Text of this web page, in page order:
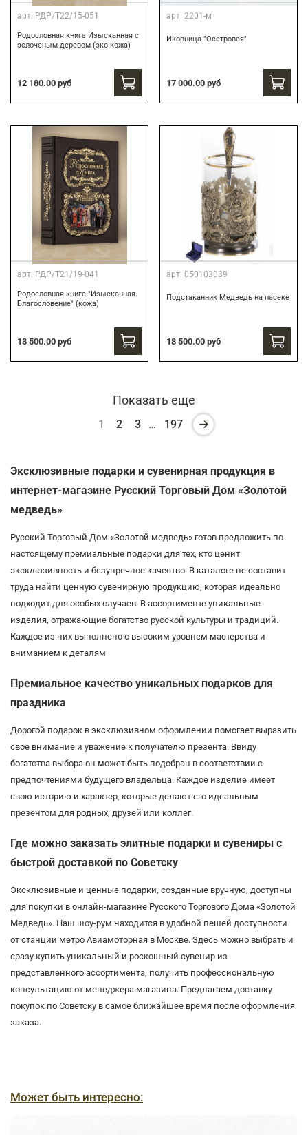
арт. РДР/Т22/15-051
Родословная книга Изысканная с
золоченым деревом (эко-кожа)
12 180.00 руб
арт. 2201-м
Икорница "Осетровая"
17 000.00 руб
арт. РДР/Т21/19-041
Родословная книга "Изысканная.
Благословение" (кожа)
13 500.00 руб
арт. 050103039
Подстаканник Медведь на пасеке
18 500.00 руб
Показать еще
1 2 3 … 197
Эксклюзивные подарки и сувенирная продукция в
интернет-магазине Русский Торговый Дом «Золотой
медведь»
Русский Торговый Дом «Золотой медведь» готов предложить по-
настоящему премиальные подарки для тех, кто ценит
эксклюзивность и безупречное качество. В каталоге не составит
труда найти ценную сувенирную продукцию, которая идеально
подходит для особых случаев. В ассортименте уникальные
изделия, отражающие богатство русской культуры и традиций.
Каждое из них выполнено с высоким уровнем мастерства и
вниманием к деталям
Премиальное качество уникальных подарков для
праздника
Дорогой подарок в эксклюзивном оформлении помогает выразить
свое внимание и уважение к получателю презента. Ввиду
богатства выбора он может быть подобран в соответствии с
предпочтениями будущего владельца. Каждое изделие имеет
свою историю и характер, которые делают его идеальным
презентом для родных, друзей или коллег.
Где можно заказать элитные подарки и сувениры с
быстрой доставкой по Советску
Эксклюзивные и ценные подарки, созданные вручную, доступны
для покупки в онлайн-магазине Русского Торгового Дома «Золотой
Медведь». Наш шоу-рум находится в удобной пешей доступности
от станции метро Авиамоторная в Москве. Здесь можно выбрать и
сразу купить уникальный и роскошный сувенир из
представленного ассортимента, получить профессиональную
консультацию от менеджера магазина. Предлагаем доставку
покупок по Советску в самое ближайшее время после оформления
заказа.
Может быть интересно: